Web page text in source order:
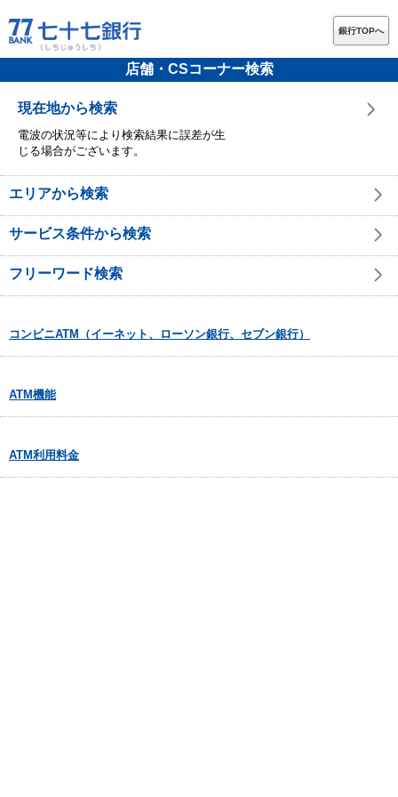
銀行TOPへ
店舗・CSコーナー検索
現在地から検索
電波の状況等により検索結果に誤差が生
じる場合がございます。
エリアから検索
サービス条件から検索
フリーワード検索
コンビニATM（イーネット、ローソン銀行、セブン銀行）
ATM機能
ATM利用料金